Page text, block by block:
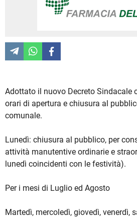
Adottato il nuovo Decreto Sindacale
orari di apertura e chiusura al
comunale.
Lunedì: chiusura al pubblico, per
attività manutentive ordinarie e
lunedì coincidenti con le festività).
Per i mesi di Luglio ed Agosto
Martedì, mercoledì, giovedì, venerdì,